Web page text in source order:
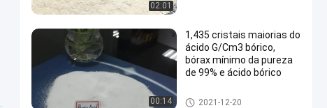
02:01
00:14
1,435 cristais maiorias do
ácido G/Cm3 bórico,
bórax mínimo da pureza
de 99% e ácido bórico
Pó do ácido do bórax
2021-12-20